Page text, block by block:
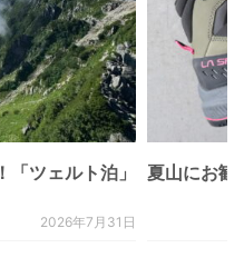
ツェルト泊」
2026年7月31日
夏山にお